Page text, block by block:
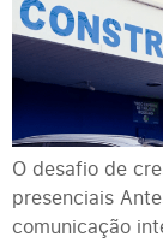
O desafio de
presenciais
comunicação